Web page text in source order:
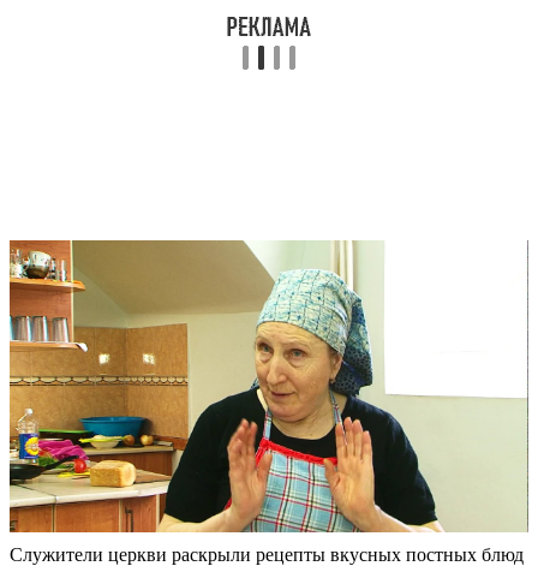
Служители церкви раскрыли рецепты вкусных постных блюд